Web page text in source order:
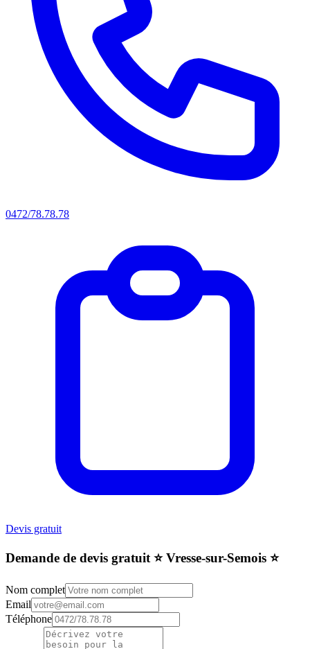
0472/78.78.78
Devis gratuit
Demande de devis gratuit ⭐️ Vresse-sur-Semois ⭐️
Nom complet
Email
Téléphone